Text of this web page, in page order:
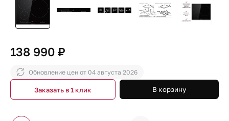
138 990 ₽
Обновление цен от 04 августа 2026
В корзину
Заказать в 1 клик